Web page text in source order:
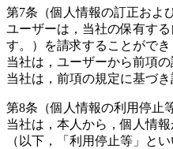
第7条（個人情報の訂正およ
ユーザーは，当社の保有す
す。）を請求することができ
当社は，ユーザーから前項
当社は，前項の規定に基づ
第8条（個人情報の利用停止等
当社は，本人から，個人情
（以下，「利用停止等」と